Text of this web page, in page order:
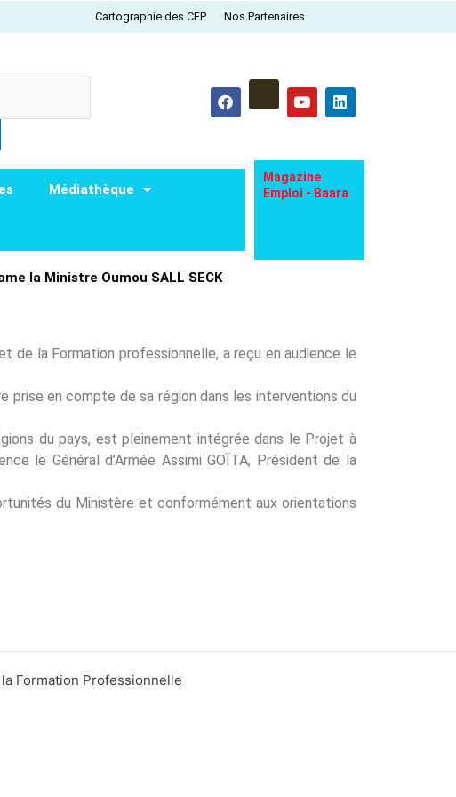
Cartographie des CFP Nos Partenaires
F
a
c
Y
o
u
b
e
L
i
n
d
n
Médiathèque
Magazine
Emploi - Baara
la Ministre Oumou SALL SECK
de la Formation professionnelle, a reçu en audience le
en compte de sa région dans les interventions du
du pays, est pleinement intégrée dans le Projet à
le Général d’Armée Assimi GOÏTA, Président de la
du Ministère et conformément aux orientations
Formation Professionnelle